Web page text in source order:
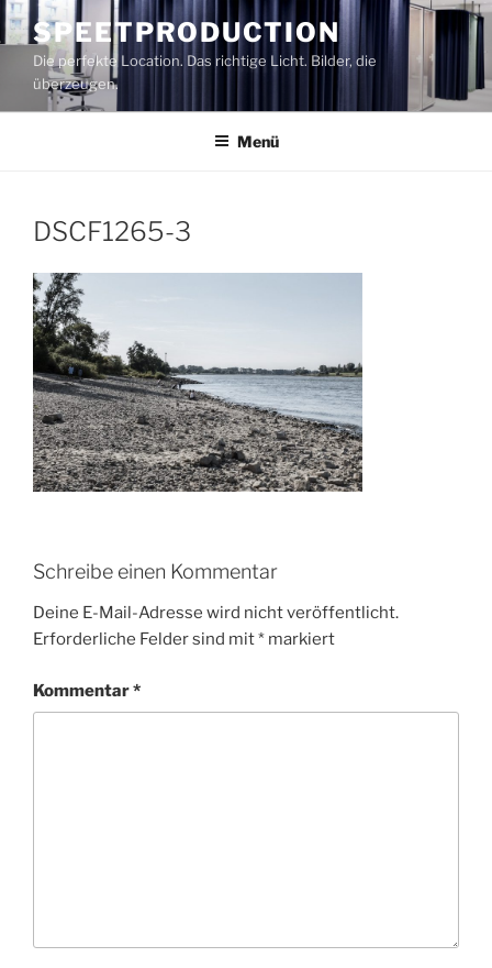
Zum
Inhalt
springen
SPEETPRODUCTION
Die perfekte Location. Das richtige Licht. Bilder, die
überzeugen.
Menü
DSCF1265-3
Schreibe einen Kommentar
Deine E-Mail-Adresse wird nicht veröffentlicht.
Erforderliche Felder sind mit* markiert
Kommentar*